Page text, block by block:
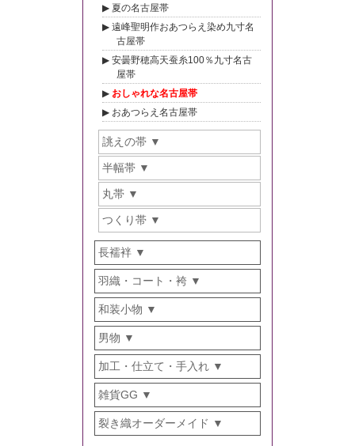
夏の名古屋帯
遠峰聖明作おあつらえ染め九寸名
古屋帯
安曇野穂高天蚕糸100％九寸名古
屋帯
おしゃれな名古屋帯
おあつらえ名古屋帯
誂えの帯
半幅帯
丸帯
つくり帯
長襦袢
羽織・コート・袴
和装小物
男物
加工・仕立て・手入れ
雑貨GG
裂き織オーダーメイド